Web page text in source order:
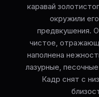
каравай
окружили
предвкушения.
чистое,
наполнена
лазурные,
Кадр снят с